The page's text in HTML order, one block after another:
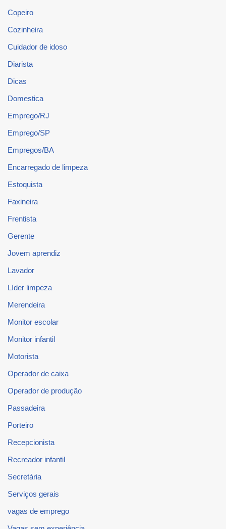
Copeiro
Cozinheira
Cuidador de idoso
Diarista
Dicas
Domestica
Emprego/RJ
Emprego/SP
Empregos/BA
Encarregado de limpeza
Estoquista
Faxineira
Frentista
Gerente
Jovem aprendiz
Lavador
Líder limpeza
Merendeira
Monitor escolar
Monitor infantil
Motorista
Operador de caixa
Operador de produção
Passadeira
Porteiro
Recepcionista
Recreador infantil
Secretária
Serviços gerais
vagas de emprego